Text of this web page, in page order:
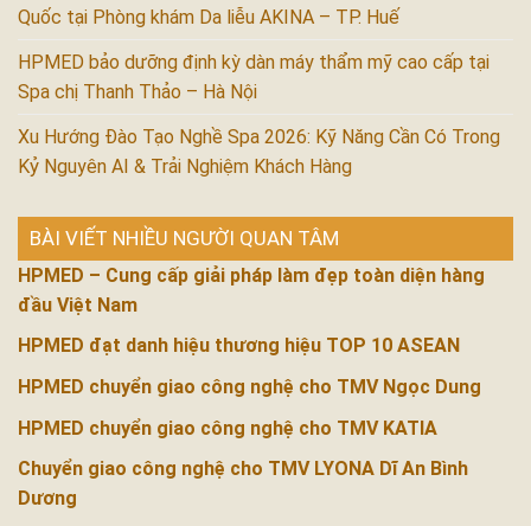
Quốc tại Phòng khám Da liễu AKINA – TP. Huế
HPMED bảo dưỡng định kỳ dàn máy thẩm mỹ cao cấp tại
Spa chị Thanh Thảo – Hà Nội
Xu Hướng Đào Tạo Nghề Spa 2026: Kỹ Năng Cần Có Trong
Kỷ Nguyên AI & Trải Nghiệm Khách Hàng
BÀI VIẾT NHIỀU NGƯỜI QUAN TÂM
HPMED – Cung cấp giải pháp làm đẹp toàn diện hàng
đầu Việt Nam
HPMED đạt danh hiệu thương hiệu TOP 10 ASEAN
HPMED chuyển giao công nghệ cho TMV Ngọc Dung
HPMED chuyển giao công nghệ cho TMV KATIA
Chuyển giao công nghệ cho TMV LYONA Dĩ An Bình
Dương